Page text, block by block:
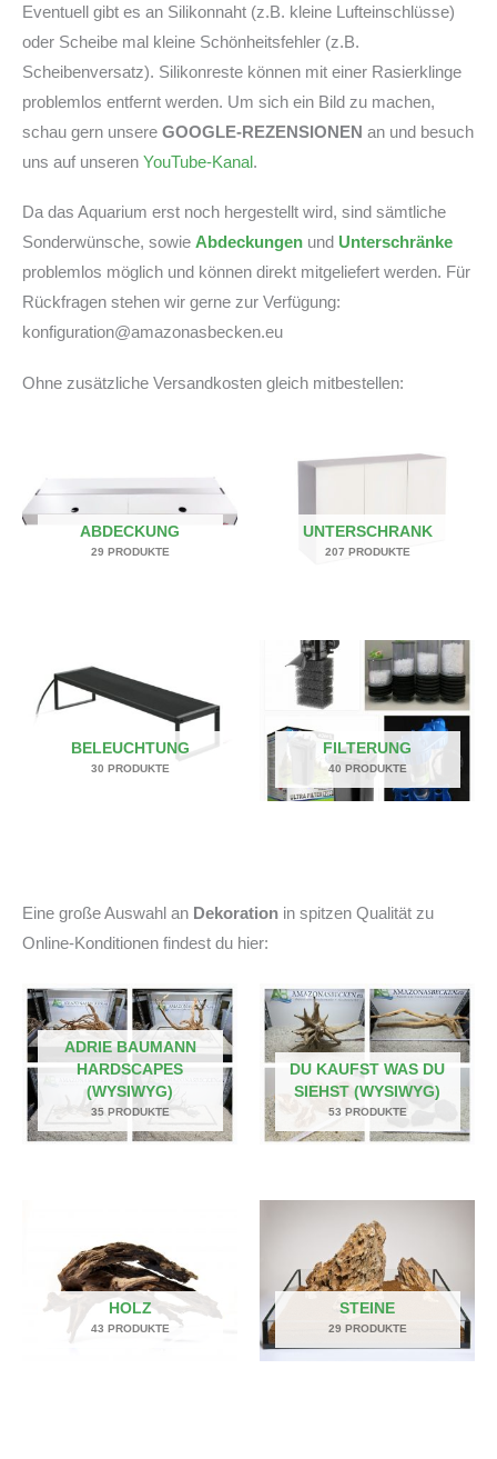
Eventuell gibt es an Silikonnaht (z.B. kleine Lufteinschlüsse)
oder Scheibe mal kleine Schönheitsfehler (z.B.
Scheibenversatz). Silikonreste können mit einer Rasierklinge
problemlos entfernt werden. Um sich ein Bild zu machen,
schau gern unsere GOOGLE-REZENSIONEN an und besuch
uns auf unseren YouTube-Kanal.
Da das Aquarium erst noch hergestellt wird, sind sämtliche
Sonderwünsche, sowie Abdeckungen und Unterschränke
problemlos möglich und können direkt mitgeliefert werden. Für
Rückfragen stehen wir gerne zur Verfügung:
konfiguration@amazonasbecken.eu
Ohne zusätzliche Versandkosten gleich mitbestellen:
ABDECKUNG
29 PRODUKTE
UNTERSCHRANK
207 PRODUKTE
BELEUCHTUNG
30 PRODUKTE
FILTERUNG
40 PRODUKTE
Eine große Auswahl an Dekoration in spitzen Qualität zu
Online-Konditionen findest du hier:
ADRIE BAUMANN
HARDSCAPES
(WYSIWYG)
35 PRODUKTE
DU KAUFST WAS DU
SIEHST (WYSIWYG)
53 PRODUKTE
HOLZ
43 PRODUKTE
STEINE
29 PRODUKTE